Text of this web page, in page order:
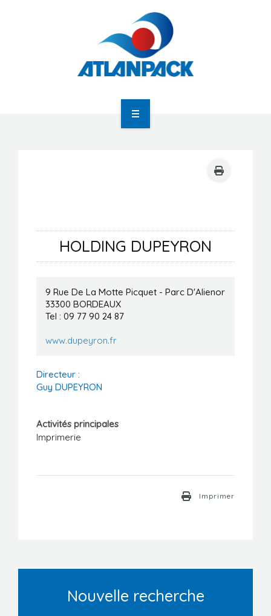
Formations
Stages/Emplois
HOLDING DUPEYRON
9 Rue De La Motte Picquet - Parc D'Alienor
33300 BORDEAUX
Tel : 09 77 90 24 87
www.dupeyron.fr
Directeur :
Guy DUPEYRON
Activités principales
Imprimerie
Imprimer
Nouvelle recherche